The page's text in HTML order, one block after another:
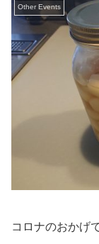
Other Events
コロナのおかげ